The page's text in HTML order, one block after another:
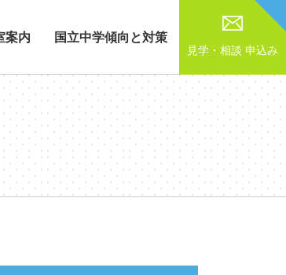
案内 国立中学傾向と対策
見学・相談 申込み